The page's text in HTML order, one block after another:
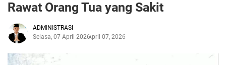
Rawat Orang Tua yang Sakit
ADMINISTRASI
Selasa, 07 April 2026April 07, 2026